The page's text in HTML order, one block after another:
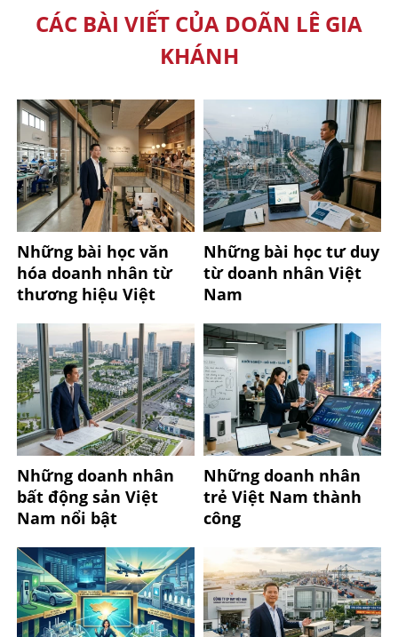
CÁC BÀI VIẾT CỦA DOÃN LÊ GIA
KHÁNH
Những bài học văn
hóa doanh nhân từ
thương hiệu Việt
Những bài học tư duy
từ doanh nhân Việt
Nam
Những doanh nhân
bất động sản Việt
Nam nổi bật
Những doanh nhân
trẻ Việt Nam thành
công